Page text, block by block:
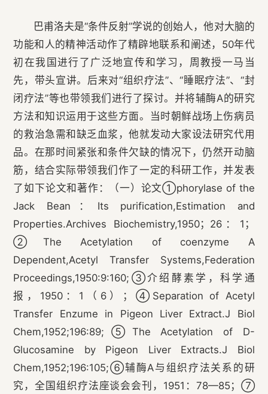
巴甫洛夫是“条件反射”学说的创始人，他对大脑的
功能和人的精神活动作了精辟地联系和阐述，50年代
初在我国进行了广泛地宣传和学习，周教授一马当
先，带头宣讲。后来对“组织疗法”、“睡眠疗法”、“封
闭疗法”等也带领我们进行了探讨。并将辅酶A的研究
方法和知识运用于这些方面。当时朝鲜战场上伤病员
的救治急需和缺乏血浆，他就发动大家设法研究代用
品。在那时间紧张和条件欠缺的情况下，仍然开动脑
筋，结合实际带领我们作了一定的科研工作，并发表
了如下论文和著作：（一）论文①phorylase of the
Jack Bean：Its purification,Estimation and
Properties.Archives Biochemistry,1950；26：1；
②The Acetylation of coenzyme A
Dependent,Acetyl Transfer Systems,Federation
Proceedings,1950:9:160;③介绍酵素学，科学通
报，1950：1（6）；④Separation of Acetyl
Transfer Enzume in Pigeon Liver Extract.J Biol
Chem,1952;196:89;⑤The Acetylation of D-
Glucosamine by Pigeon Liver Extracts.J Biol
Chem,1952;196:105;⑥辅酶A与组织疗法关系的研
究，全国组织疗法座谈会会刊，1951：78—85；⑦